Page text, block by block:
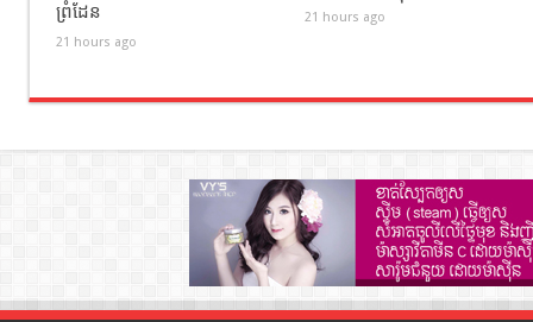
ព្រំដែន
21 hours ago
21 hours ago